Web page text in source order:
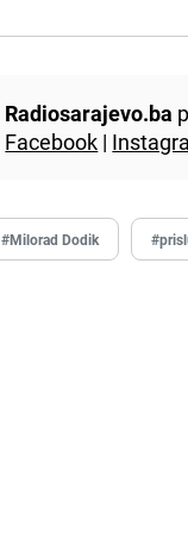
Radiosarajevo.ba
Facebook |
#Milorad Dodik